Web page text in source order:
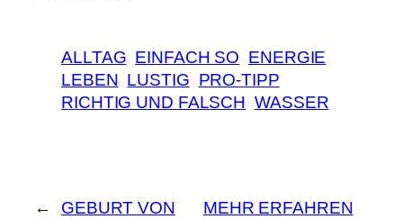
ALLTAG EINFACH SO ENERGIE
LEBEN LUSTIG PRO-TIPP
RICHTIG UND FALSCH WASSER
←
GEBURT VON
MEHR ERFAHREN